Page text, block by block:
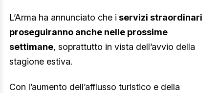
L’Arma ha annunciato che i servizi straordinari
proseguiranno anche nelle prossime
settimane, soprattutto in vista dell’avvio della
stagione estiva.
Con l’aumento dell’afflusso turistico e della